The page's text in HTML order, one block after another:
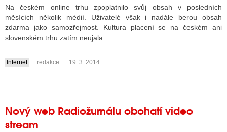
INTERNET
RÁDIA
STRÁNKY TV
TISK
Na českém online trhu zpoplatnilo svůj obsah v posledních
měsících několik médií. Uživatelé však i nadále berou obsah
zdarma jako samozřejmost. Kultura placení se na českém ani
slovenském trhu zatím neujala.
....
Internet redakce 19. 3. 2014
Nový web Radiožurnálu obohatí video
stream